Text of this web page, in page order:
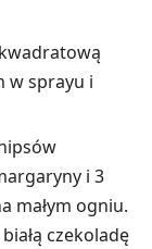
w sprayu i
i 3
małym ogniu.
czekoladę